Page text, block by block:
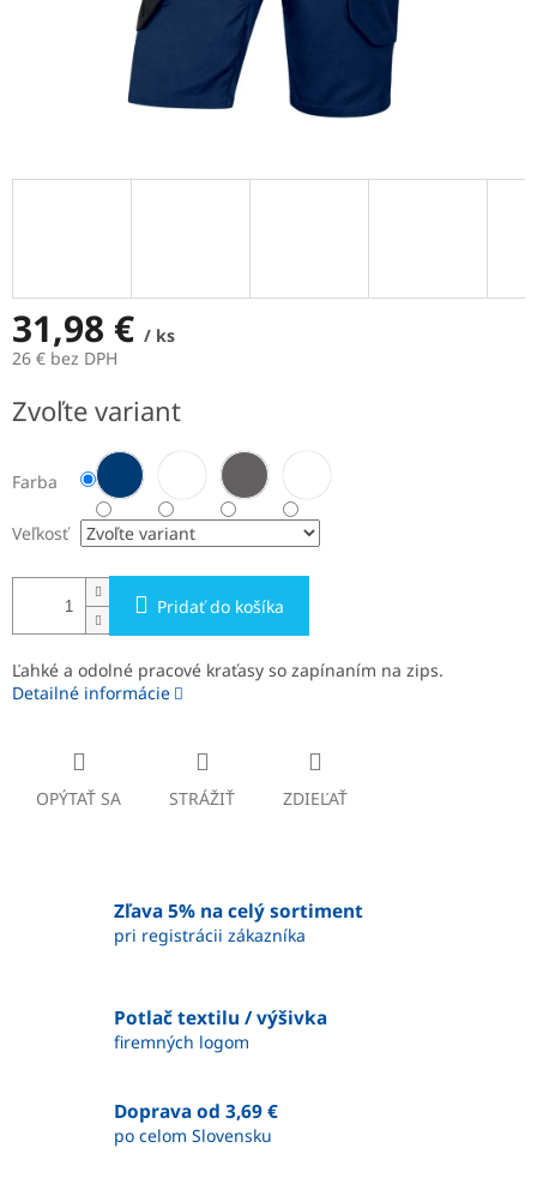
31,98 € / ks
26 € bez DPH
cena:
Zvoľte variant
Farba
Veľkosť
Pridať do košíka
Ľahké a odolné pracové kraťasy so zapínaním na zips.
Detailné informácie
OPÝTAŤ SA STRÁŽIŤ ZDIEĽAŤ
Zľava 5% na celý sortiment
pri registrácii zákazníka
Potlač textilu / výšivka
firemných logom
Doprava od 3,69 €
po celom Slovensku